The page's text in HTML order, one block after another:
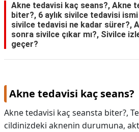
Akne tedavisi kaç seans?, Akne
biter?, 6 aylık sivilce tedavisi
sivilce tedavisi ne kadar sürer?,
sonra sivilce çıkar mı?, Sivilce
geçer?
Akne tedavisi kaç seans?
Akne tedavisi kaç seansta biter?,
cildinizdeki aknenin durumuna,